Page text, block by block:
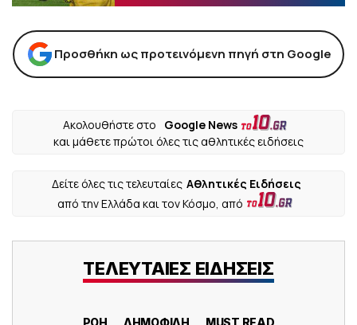
Προσθήκη ως προτεινόμενη πηγή στη Google
Ακολουθήστε στο
Google News
και μάθετε πρώτοι όλες τις αθλητικές ειδήσεις
Δείτε όλες τις τελευταίες Αθλητικές Ειδήσεις
από την Ελλάδα και τον Κόσμο, από
ΤΕΛΕΥΤΑΙΕΣ ΕΙΔΗΣΕΙΣ